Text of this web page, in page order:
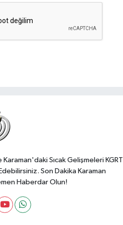
Sıcak Gelişmeleri KGRT
Son Dakika Karaman
Haberdar Olun!